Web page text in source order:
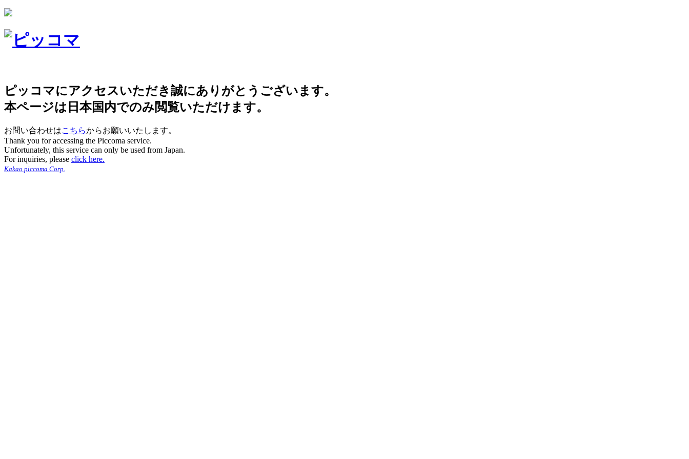
ピッコマにアクセスいただき誠にありがとうございます。
本ページは日本国内でのみ閲覧いただけます。
お問い合わせはこちらからお願いいたします。
Thank you for accessing the Piccoma service.
Unfortunately, this service can only be used from Japan.
For inquiries, please click here.
Kakao piccoma Corp.